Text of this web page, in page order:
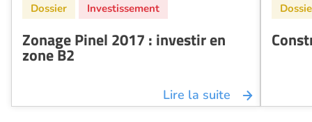
Zonage Pinel 2017 : investir en
zone B2
Lire la suite